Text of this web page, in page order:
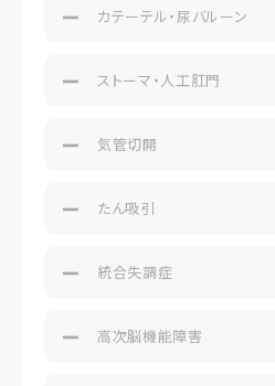
カテーテル・尿バルーン
ストーマ・人工肛門
気管切開
たん吸引
統合失調症
高次脳機能障害